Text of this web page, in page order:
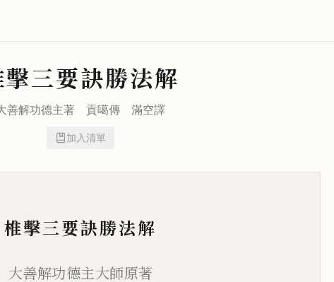
擊三要訣勝法解
善解功德主著 貢噶傳 滿空譯
加入清單
椎擊三要訣勝法解
大善解功德主大師原著